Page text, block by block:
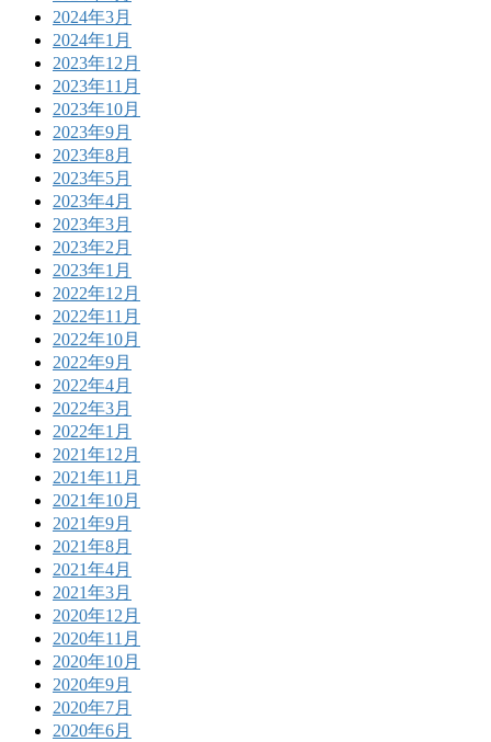
2024年3月
2024年1月
2023年12月
2023年11月
2023年10月
2023年9月
2023年8月
2023年5月
2023年4月
2023年3月
2023年2月
2023年1月
2022年12月
2022年11月
2022年10月
2022年9月
2022年4月
2022年3月
2022年1月
2021年12月
2021年11月
2021年10月
2021年9月
2021年8月
2021年4月
2021年3月
2020年12月
2020年11月
2020年10月
2020年9月
2020年7月
2020年6月